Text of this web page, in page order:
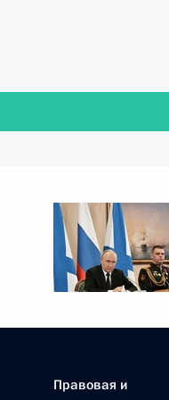
Правовая и